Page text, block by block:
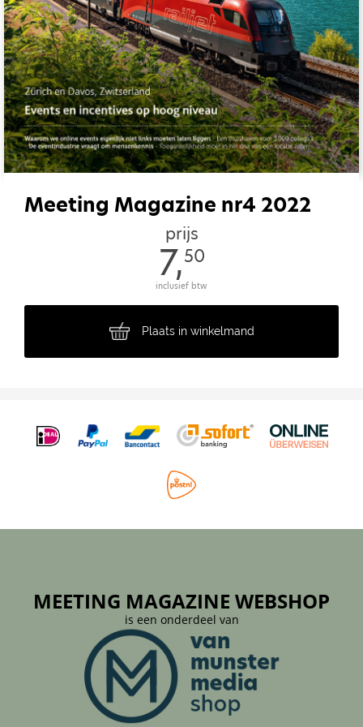
Meeting Magazine nr4 2022
prijs
7,50
inclusief btw
Plaats in winkelmand
MEETING MAGAZINE WEBSHOP
is een onderdeel van